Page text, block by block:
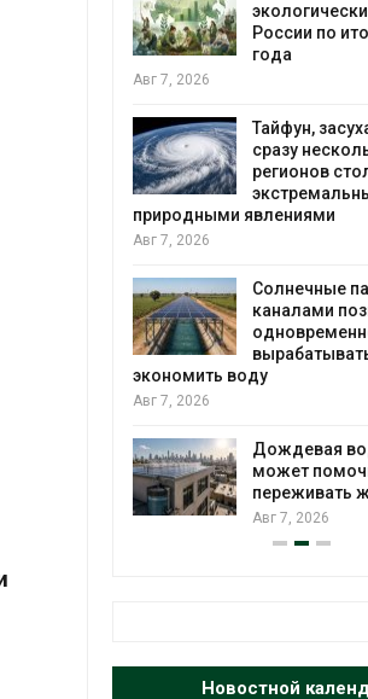
без
России по
года
Авг 7, 2026
Тайфун,
сразу
регионов
природными явлениями
Авг 7, 2026
Солнечные
каналами
экономить воду
Авг 7, 2026
Дождевая
может
переживать
Авг 7, 2026
Новостной